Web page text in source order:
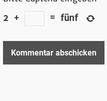
2 + = fünf